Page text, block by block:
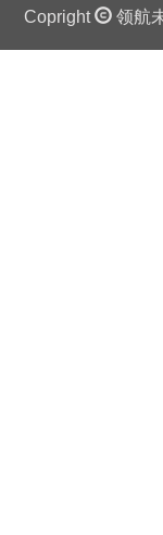
Copright 领航